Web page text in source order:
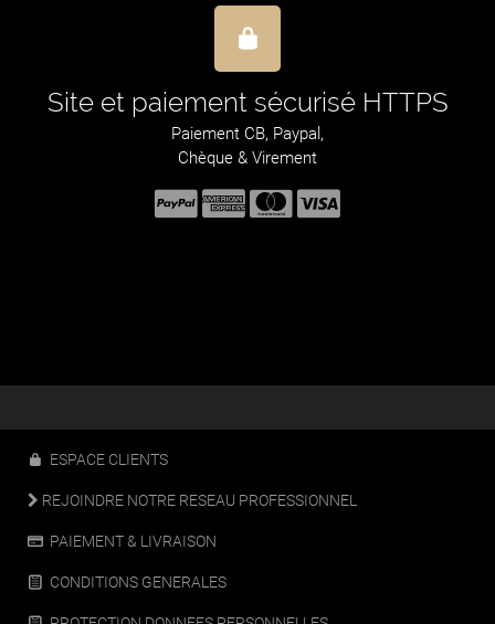
Site et paiement sécurisé HTTPS
Paiement CB, Paypal,
Chèque & Virement
ESPACE CLIENTS
REJOINDRE NOTRE RESEAU PROFESSIONNEL
PAIEMENT & LIVRAISON
CONDITIONS GENERALES